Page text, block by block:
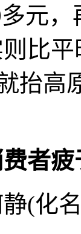
元
比
抬
者疲
化名)